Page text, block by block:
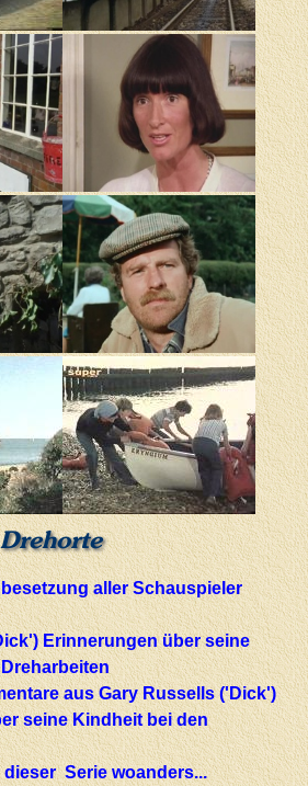
aller Schauspieler
Erinnerungen über seine
aus Gary Russells ('Dick')
seine Kindheit bei den
Serie woanders...